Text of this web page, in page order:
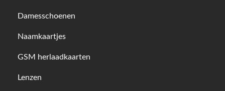
Damesschoenen
Naamkaartjes
GSM herlaadkaarten
Lenzen